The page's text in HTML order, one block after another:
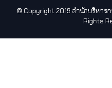
© Copyright 2019 สำนักบริหาร
Rights